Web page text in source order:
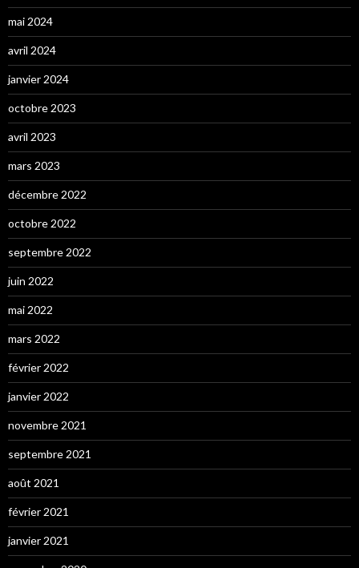
mai 2024
avril 2024
janvier 2024
octobre 2023
avril 2023
mars 2023
décembre 2022
octobre 2022
septembre 2022
juin 2022
mai 2022
mars 2022
février 2022
janvier 2022
novembre 2021
septembre 2021
août 2021
février 2021
janvier 2021